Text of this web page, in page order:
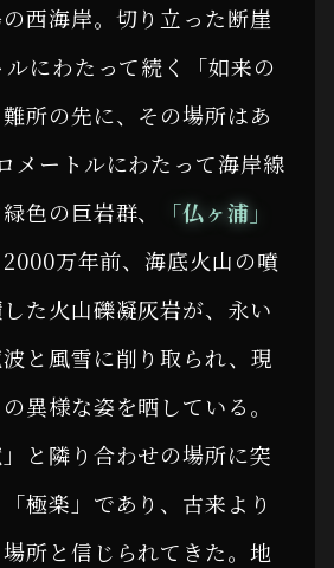
西海岸。切り立った断崖
にわたって続く「如来の
所の先に、その場所はあ
メートルにわたって海岸線
色の巨岩群、
「仏ヶ浦」
万年前、海底火山の噴
た火山礫凝灰岩が、永い
と風雪に削り取られ、現
異様な姿を晒している。
と隣り合わせの場所に突
極楽」であり、古来より
所と信じられてきた。地